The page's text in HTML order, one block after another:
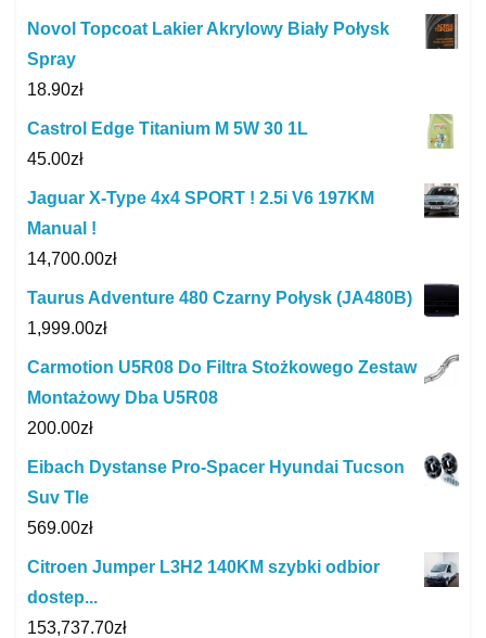
Novol Topcoat Lakier Akrylowy Biały Połysk
Spray
18.90zł
Castrol Edge Titanium M 5W 30 1L
45.00zł
Jaguar X-Type 4x4 SPORT ! 2.5i V6 197KM
Manual !
14,700.00zł
Taurus Adventure 480 Czarny Połysk (JA480B)
1,999.00zł
Carmotion U5R08 Do Filtra Stożkowego Zestaw
Montażowy Dba U5R08
200.00zł
Eibach Dystanse Pro-Spacer Hyundai Tucson
Suv Tle
569.00zł
Citroen Jumper L3H2 140KM szybki odbior
dostep...
153,737.70zł